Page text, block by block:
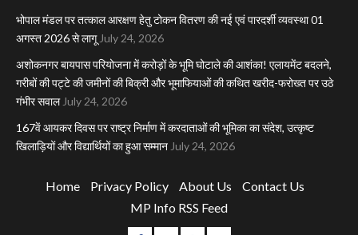
भोपाल मंडल पर तत्काल आरक्षण हेतु टोकन वितरण की नई एवं पारदर्शी व्यवस्था 01
अगस्त 2026 से लागू July 24, 2026
अशोकनगर बायपास परियोजना में करोड़ों के भूमि घोटाले की आशंका! एलायमेंट बदलने,
गरीबों की पट्टे की जमीनों की बिक्री और भूमाफियाओं की कथित खरीद-फरोख्त पर उठे
गंभीर सवाल July 24, 2026
167वें आयकर दिवस पर राष्ट्र निर्माण में करदाताओं की भूमिका का संदेश, उत्कृष्ट
खिलाड़ियों और विद्यार्थियों का हुआ सम्मान July 24, 2026
Home Privacy Policy About Us
Contact Us
MP Info RSS Feed